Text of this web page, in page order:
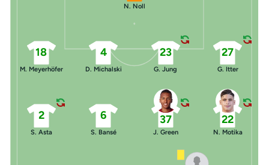
N. Noll
27
G. Itter
23
G. Jung
4
D. Michalski
18
M. Meyerhöfer
22
N. Motika
37
J. Green
6
S. Bansé
2
S. Asta